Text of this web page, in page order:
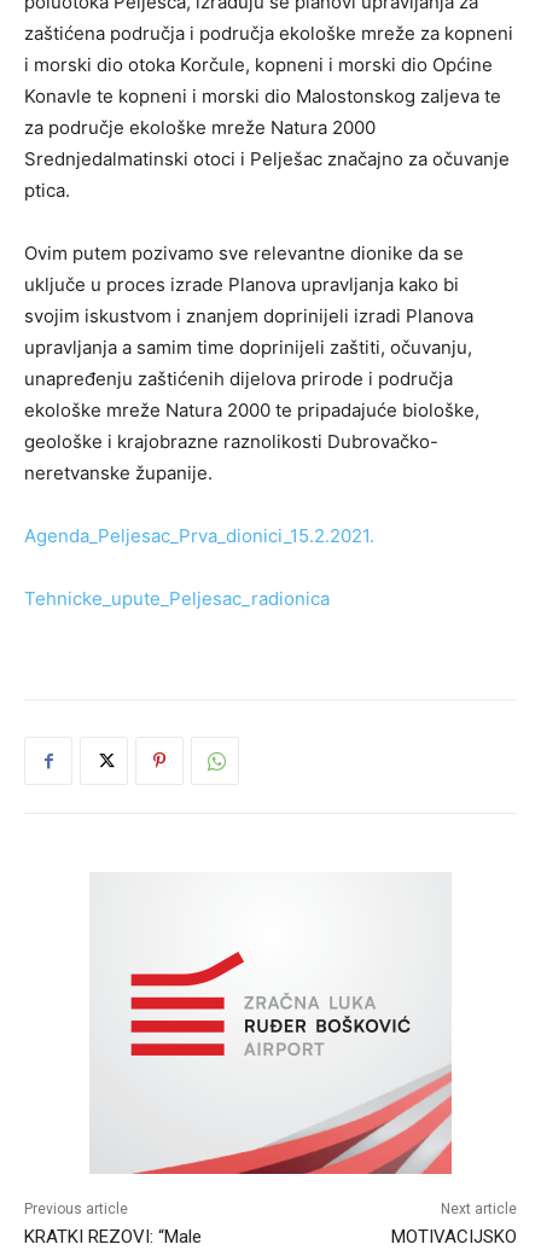
zaštićena područja i područja ekološke mreže za kopneni
i morski dio otoka Korčule, kopneni i morski dio Općine
Konavle te kopneni i morski dio Malostonskog zaljeva te
za područje ekološke mreže Natura 2000
Srednjedalmatinski otoci i Pelješac značajno za očuvanje
ptica.
Ovim putem pozivamo sve relevantne dionike da se
uključe u proces izrade Planova upravljanja kako bi
svojim iskustvom i znanjem doprinijeli izradi Planova
upravljanja a samim time doprinijeli zaštiti, očuvanju,
unapređenju zaštićenih dijelova prirode i područja
ekološke mreže Natura 2000 te pripadajuće biološke,
geološke i krajobrazne raznolikosti Dubrovačko-
neretvanske županije.
Agenda_Peljesac_Prva_dionici_15.2.2021.
Tehnicke_upute_Peljesac_radionica
Previous article
KRATKI REZOVI: “Male
Next article
MOTIVACIJSKO